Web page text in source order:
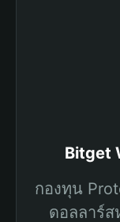
Bitget
กองทุน
ดอลลาร์